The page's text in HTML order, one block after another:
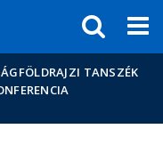
TANSZÉK